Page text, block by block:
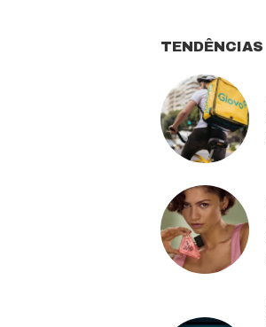
TENDÊNCIAS